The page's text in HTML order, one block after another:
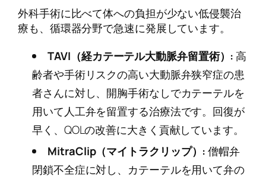
外科手術に比べて体への負担が少ない低侵襲治
療も、循環器分野で急速に発展しています。
TAVI（経カテーテル大動脈弁留置術）:高
齢者や手術リスクの高い大動脈弁狭窄症の患
者さんに対し、開胸手術なしでカテーテルを
用いて人工弁を留置する治療法です。回復が
早く、QOLの改善に大きく貢献しています。
MitraClip（マイトラクリップ）:僧帽弁
閉鎖不全症に対し、カテーテルを用いて弁の